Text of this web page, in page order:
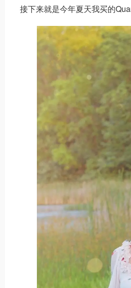
接下来就是今年夏天我买的